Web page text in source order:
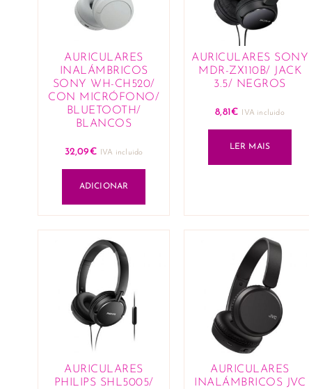
AURICULARES
INALÁMBRICOS
SONY WH-CH520/
CON MICRÓFONO/
BLUETOOTH/
BLANCOS
32,09€ IVA incluido
ADICIONAR
AURICULARES SONY
MDR-ZX110B/ JACK
3.5/ NEGROS
8,81€ IVA incluido
LER MAIS
AURICULARES
PHILIPS SHL5005/
AURICULARES
INALÁMBRICOS JVC